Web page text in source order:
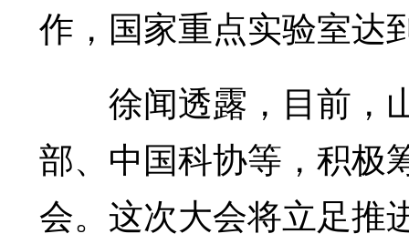
作，国家重点实验室达
徐闻透露，目前，
部、中国科协等，积极
会。这次大会将立足推